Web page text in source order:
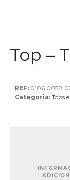
Top –
REF:
Categoria: Tops